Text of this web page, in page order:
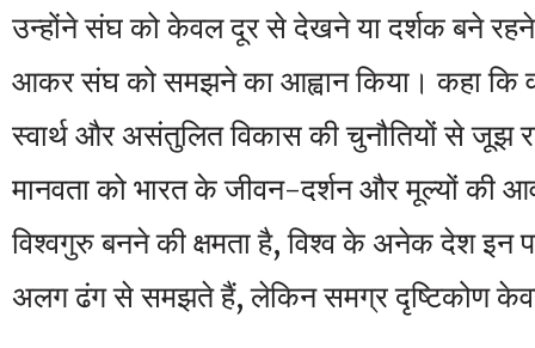
उन्होंने संघ को केवल दूर से देखने या दर्शक बने
आकर संघ को समझने का आह्वान किया। कहा कि
स्वार्थ और असंतुलित विकास की चुनौतियों से जूझ
मानवता को भारत के जीवन-दर्शन और मूल्यों की
विश्वगुरु बनने की क्षमता है, विश्व के अनेक देश
अलग ढंग से समझते हैं, लेकिन समग्र दृष्टिकोण